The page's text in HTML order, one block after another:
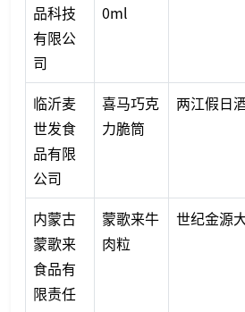
品科技
有限公
司
0ml
临沂麦
世发食
品有限
公司
喜马巧克
力脆筒
两江假日
内蒙古
蒙歌来
食品有
限责任
蒙歌来牛
肉粒
世纪金源